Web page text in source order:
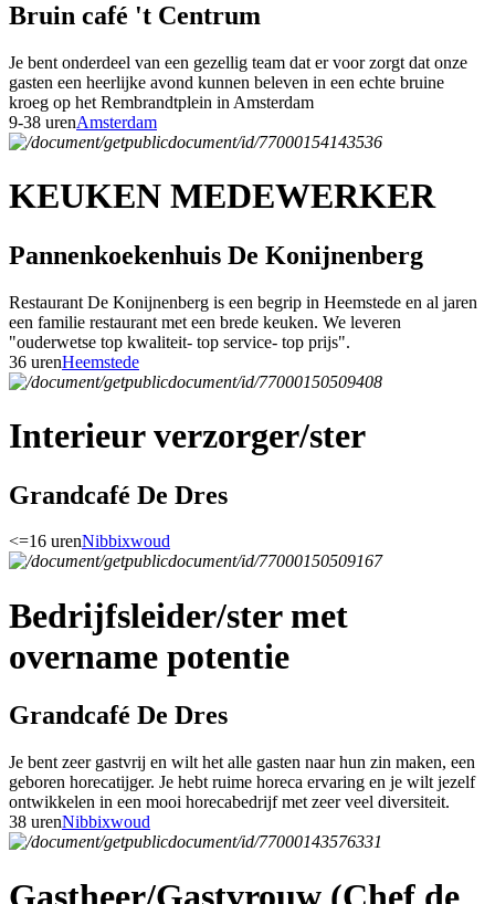
Bruin café 't Centrum
Je bent onderdeel van een gezellig team dat er voor zorgt dat onze
gasten een heerlijke avond kunnen beleven in een echte bruine
kroeg op het Rembrandtplein in Amsterdam
9-38 urenAmsterdam
KEUKEN MEDEWERKER
Pannenkoekenhuis De Konijnenberg
Restaurant De Konijnenberg is een begrip in Heemstede en al jaren
een familie restaurant met een brede keuken. We leveren
"ouderwetse top kwaliteit- top service- top prijs".
36 urenHeemstede
Interieur verzorger/ster
Grandcafé De Dres
<=16 urenNibbixwoud
Bedrijfsleider/ster met
overname potentie
Grandcafé De Dres
Je bent zeer gastvrij en wilt het alle gasten naar hun zin maken, een
geboren horecatijger. Je hebt ruime horeca ervaring en je wilt jezelf
ontwikkelen in een mooi horecabedrijf met zeer veel diversiteit.
38 urenNibbixwoud
Gastheer/Gastvrouw (Chef de